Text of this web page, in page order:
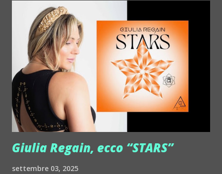
Deian :: http://www.myspace.com/deiansong Dixon ::
http://www.myspace.com/justdixon Frivolous ::
http://www.myspace.com/frivolouslive Frost ::
http://www.myspace.com/frostnorway Gonzales ::
http://www.myspace.com/gonzpiration Italian Laptop
Orchestra feat. Alessio Bertallot Jimmy Edgar ::
http://www.myspace.com/colorstrip Jon Hopkins ::
http://www.myspace.com/jonhopkins Le Luci della
Centrale Elettrica Loco Dice ::
http://www.myspace.com/locod...
Giulia Regain, ecco “STARS”
settembre 03, 2025